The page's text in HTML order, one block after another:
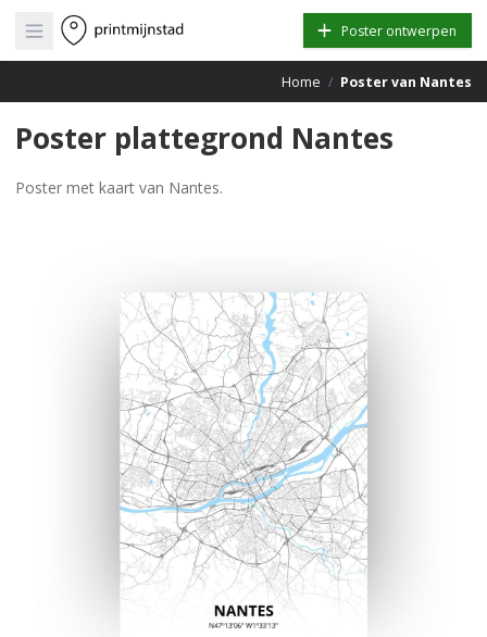
Open main menu Poster ontwerpen
Home / Poster van Nantes
Poster plattegrond Nantes
Poster met kaart van Nantes.